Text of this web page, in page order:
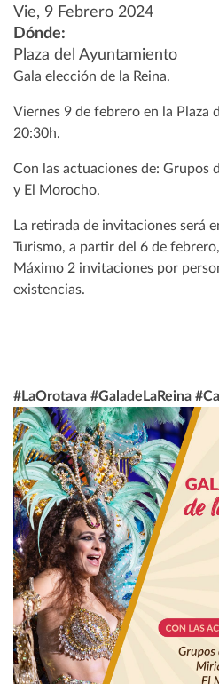
Vie, 9 Febrero 2024
Dónde:
Plaza del Ayuntamiento
Gala elección de la Reina.
Viernes 9 de febrero en la Plaza
20:30h.
Con las actuaciones de: Grupos
y El Morocho.
La retirada de invitaciones será
Turismo, a partir del 6 de
Máximo 2 invitaciones por
existencias.
#LaOrotava #GaladeLaReina